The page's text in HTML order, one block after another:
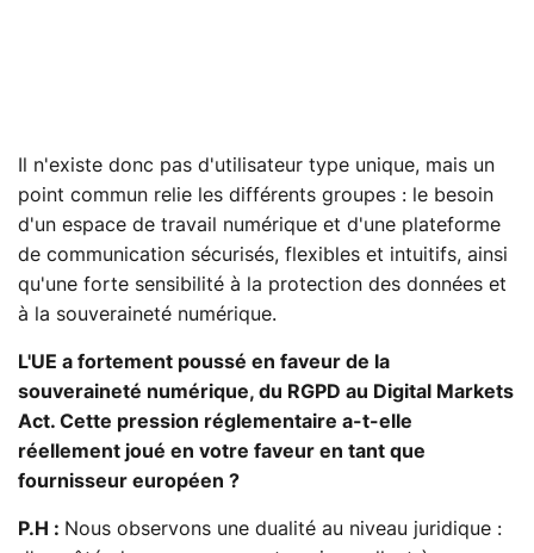
Il n'existe donc pas d'utilisateur type unique, mais un
point commun relie les différents groupes : le besoin
d'un espace de travail numérique et d'une plateforme
de communication sécurisés, flexibles et intuitifs, ainsi
qu'une forte sensibilité à la protection des données et
à la souveraineté numérique.
L'UE a fortement poussé en faveur de la
souveraineté numérique, du RGPD au Digital Markets
Act. Cette pression réglementaire a-t-elle
réellement joué en votre faveur en tant que
fournisseur européen ?
P.H : Nous observons une dualité au niveau juridique :